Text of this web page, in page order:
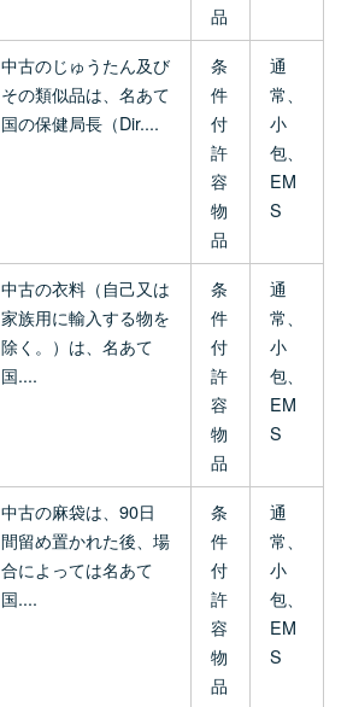
品
中古のじゅうたん及び
その類似品は、名あて
国の保健局長（Dir....
条
件
付
許
容
物
品
通
常、
小
包、
EM
S
中古の衣料（自己又は
家族用に輸入する物を
除く。）は、名あて
国....
条
件
付
許
容
物
品
通
常、
小
包、
EM
S
中古の麻袋は、90日
間留め置かれた後、場
合によっては名あて
国....
条
件
付
許
容
物
品
通
常、
小
包、
EM
S